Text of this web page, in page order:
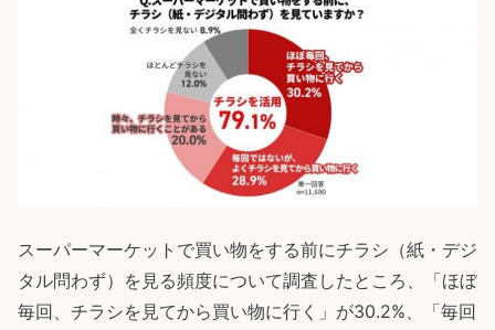
スーパーマーケットで買い物をする前にチラシ（紙・デジ
タル問わず）を見る頻度について調査したところ、「ほぼ
毎回、チラシを見てから買い物に行く」が30.2%、「毎回